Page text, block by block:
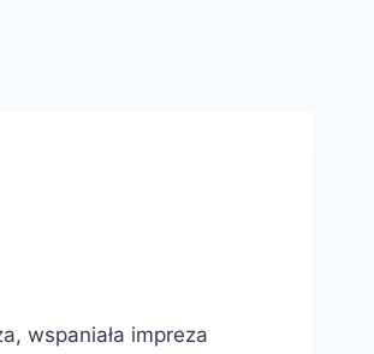
wspaniała impreza